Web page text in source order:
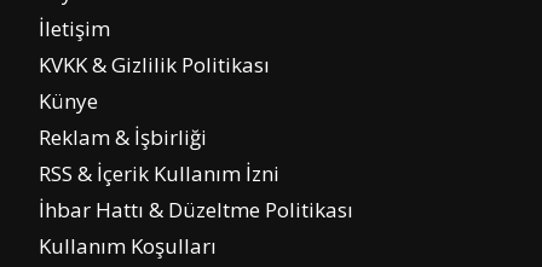
İletişim
KVKK & Gizlilik Politikası
Künye
Reklam & İşbirliği
RSS & İçerik Kullanım İzni
İhbar Hattı & Düzeltme Politikası
Kullanım Koşulları